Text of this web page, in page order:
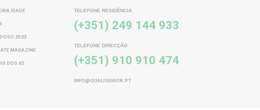
IDADE
2023
MAGAZINE
DOS 65
TELEFONE RESIDÊNCIA
(+351) 249 144 933
TELEFONE DIRECÇÃO
(+351) 910 910 474
INFO@QUALISENIOR.PT